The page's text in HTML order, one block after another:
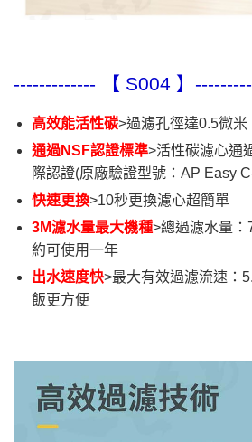
------------- 【 S004 】
高效能活性碳>過濾孔徑達0.5微米
通過NSF認證標準>活性碳濾心通
際認證(原廠驗證型號：AP Easy
快速更換>10秒更換濾心超簡單
3M濾水量最大機種>總過濾水量：
約可使用一年
出水速度快>最大有效過濾流速：
飯更方便